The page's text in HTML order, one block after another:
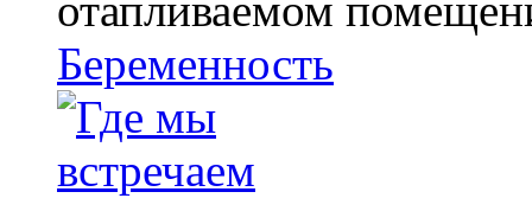
Беременность